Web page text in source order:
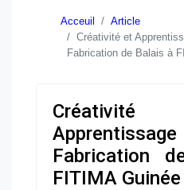
Acceuil
Article
Créativité et
Fabrication de Balais à
Fabrication
FITIMA Guinée